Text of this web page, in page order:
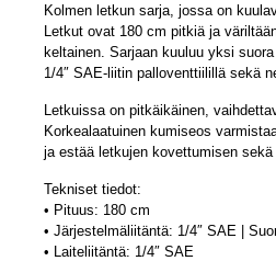
Kolmen letkun sarja, jossa on
Letkut ovat 180 cm pitkiä ja
keltainen. Sarjaan kuuluu yksi
1/4″ SAE-liitin palloventtiilillä sekä
Letkuissa on pitkäikäinen,
Korkealaatuinen kumiseos
ja estää letkujen kovettumisen sekä
Tekniset tiedot:
• Pituus: 180 cm
• Järjestelmäliitäntä: 1/4″ SAE |
• Laiteliitäntä: 1/4″ SAE